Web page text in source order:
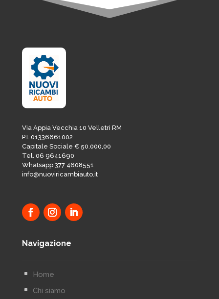
Via Appia Vecchia 10 Velletri RM
P.I. 01336661002
Capitale Sociale € 50.000,00
Tel. 06 9641690
Whatsapp 377 4608551
info@nuoviricambiauto.it
Navigazione
^ Home
^ Chi siamo